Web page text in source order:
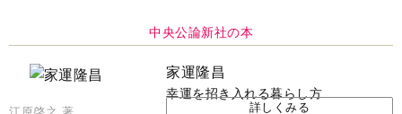
中央公論新社の本
家運隆昌
幸運を招き入れる暮らし方
詳しくみる